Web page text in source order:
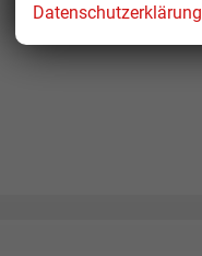
Datenschutzerklärung